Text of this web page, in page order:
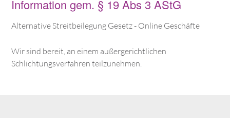
Information gem. § 19 Abs 3 AStG
Alternative Streitbeilegung Gesetz - Online Geschäfte
Wir sind bereit, an einem außergerichtlichen
Schlichtungsverfahren teilzunehmen.